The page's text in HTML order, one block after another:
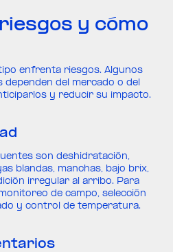
y cómo
enfrenta riesgos. Algunos
del mercado o del
y reducir su impacto.
son deshidratación,
blandas, manchas, bajo brix,
irregular al arribo. Para
de campo, selección
y control de temperatura.